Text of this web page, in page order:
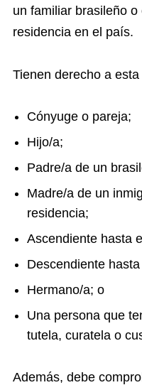
un familiar brasileño
residencia en el país.
Tienen derecho a esta
Cónyuge o pareja;
Hijo/a;
Padre/a de un
Madre/a de un
residencia;
Ascendiente hasta
Descendiente
Hermano/a; o
Una persona que
tutela, curatela o
Además, debe